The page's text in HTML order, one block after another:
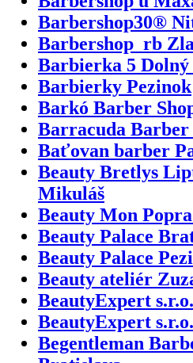
Barbershop30®
Barbershop_rb
Barbierka 5
Barbierky Pezinok
Barkó Barber
Barracuda Barber
Baťovan barber
Beauty Bretlys
Mikuláš
Beauty Mon
Beauty Palace
Beauty Palace
Beauty ateliér
BeautyExpert
BeautyExpert
Begentleman